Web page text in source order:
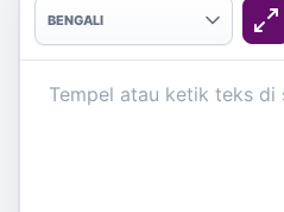
BENGALI